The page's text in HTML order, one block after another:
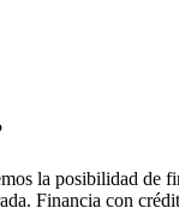
la posibilidad de
Financia con